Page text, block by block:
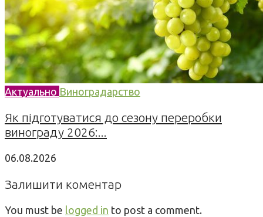
Актуально Виноградарство
Як підготуватися до сезону переробки
винограду 2026:...
06.08.2026
Залишити коментар
You must be logged in to post a comment.